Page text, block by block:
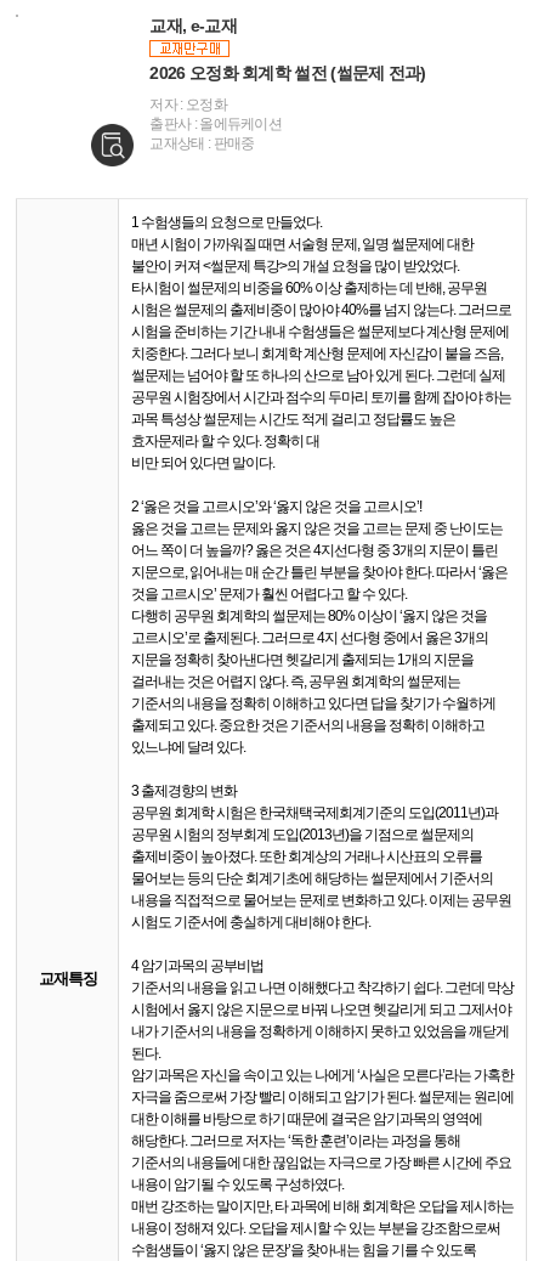
교재, e-교재
2026 오정화 회계학 썰전 (썰문제 전과)
저자 : 오정화
출판사 : 올에듀케이션
교재상태 : 판매중
교재특징
1 수험생들의 요청으로 만들었다.
매년 시험이 가까워질 때면 서술형 문제, 일명 썰문제에 대한
불안이 커져 <썰문제 특강>의 개설 요청을 많이 받았었다.
타시험이 썰문제의 비중을 60% 이상 출제하는 데 반해, 공무원
시험은 썰문제의 출제비중이 많아야 40%를 넘지 않는다. 그러므로
시험을 준비하는 기간 내내 수험생들은 썰문제보다 계산형 문제에
치중한다. 그러다 보니 회계학 계산형 문제에 자신감이 붙을 즈음,
썰문제는 넘어야 할 또 하나의 산으로 남아 있게 된다. 그런데 실제
공무원 시험장에서 시간과 점수의 두마리 토끼를 함께 잡아야 하는
과목 특성상 썰문제는 시간도 적게 걸리고 정답률도 높은
효자문제라 할 수 있다. 정확히 대
비만 되어 있다면 말이다.
2 ‘옳은 것을 고르시오’와 ‘옳지 않은 것을 고르시오’!
옳은 것을 고르는 문제와 옳지 않은 것을 고르는 문제 중 난이도는
어느 쪽이 더 높을까? 옳은 것은 4지선다형 중 3개의 지문이 틀린
지문으로, 읽어내는 매 순간 틀린 부분을 찾아야 한다. 따라서 ‘옳은
것을 고르시오’ 문제가 훨씬 어렵다고 할 수 있다.
다행히 공무원 회계학의 썰문제는 80% 이상이 ‘옳지 않은 것을
고르시오’로 출제된다. 그러므로 4지 선다형 중에서 옳은 3개의
지문을 정확히 찾아낸다면 헷갈리게 출제되는 1개의 지문을
걸러내는 것은 어렵지 않다. 즉, 공무원 회계학의 썰문제는
기준서의 내용을 정확히 이해하고 있다면 답을 찾기가 수월하게
출제되고 있다. 중요한 것은 기준서의 내용을 정확히 이해하고
있느냐에 달려 있다.
3 출제경향의 변화
공무원 회계학 시험은 한국채택국제회계기준의 도입(2011년)과
공무원 시험의 정부회계 도입(2013년)을 기점으로 썰문제의
출제비중이 높아졌다. 또한 회계상의 거래나 시산표의 오류를
물어보는 등의 단순 회계기초에 해당하는 썰문제에서 기준서의
내용을 직접적으로 물어보는 문제로 변화하고 있다. 이제는 공무원
시험도 기준서에 충실하게 대비해야 한다.
4 암기과목의 공부비법
기준서의 내용을 읽고 나면 이해했다고 착각하기 쉽다. 그런데 막상
시험에서 옳지 않은 지문으로 바꿔 나오면 헷갈리게 되고 그제서야
내가 기준서의 내용을 정확하게 이해하지 못하고 있었음을 깨닫게
된다.
암기과목은 자신을 속이고 있는 나에게 ‘사실은 모른다’라는 가혹한
자극을 줌으로써 가장 빨리 이해되고 암기가 된다. 썰문제는 원리에
대한 이해를 바탕으로 하기 때문에 결국은 암기과목의 영역에
해당한다. 그러므로 저자는 ‘독한 훈련’이라는 과정을 통해
기준서의 내용들에 대한 끊임없는 자극으로 가장 빠른 시간에 주요
내용이 암기될 수 있도록 구성하였다.
매번 강조하는 말이지만, 타 과목에 비해 회계학은 오답을 제시하는
내용이 정해져 있다. 오답을 제시할 수 있는 부분을 강조함으로써
수험생들이 ‘옳지 않은 문장’을 찾아내는 힘을 기를 수 있도록